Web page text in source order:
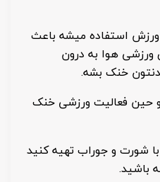
استفاده میشه باعث
ورزشی هوا به درون
خنک بشه.
حین فعالیت ورزشی خنک
شورت و جوراب تهیه کنید
باشید.